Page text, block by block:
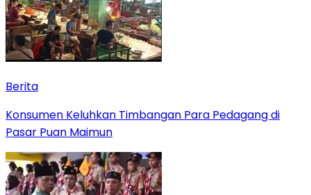
Berita
Konsumen Keluhkan Timbangan Para Pedagang di
Pasar Puan Maimun